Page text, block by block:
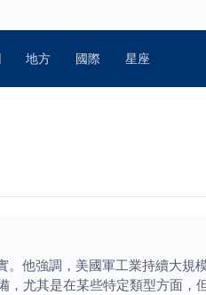
地方 國際 星座
他強調，美國軍工業持續大規
，尤其是在某些特定類型方面，